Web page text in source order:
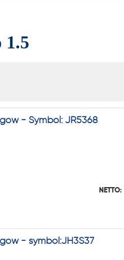
1.5
- Symbol: JR5368
NETTO:
- symbol:JH3S37